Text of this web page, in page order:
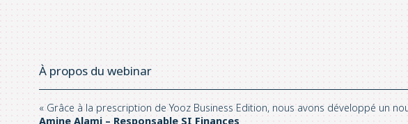
À propos du webinar
« Grâce à la prescription de Yooz Business Edition, nous avons développé un
Amine Alami – Responsable SI Finances